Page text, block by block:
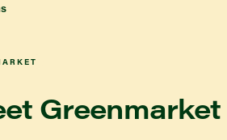
Greenmarket